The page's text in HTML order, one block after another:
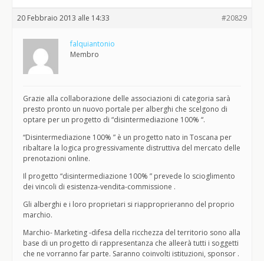
20 Febbraio 2013 alle 14:33 #20829
falquiantonio
Membro
Grazie alla collaborazione delle associazioni di categoria sarà
presto pronto un nuovo portale per alberghi che scelgono di
optare per un progetto di “disintermediazione 100% “.
“Disintermediazione 100% ” è un progetto nato in Toscana per
ribaltare la logica progressivamente distruttiva del mercato delle
prenotazioni online.
Il progetto “disintermediazione 100% ” prevede lo scioglimento
dei vincoli di esistenza-vendita-commissione .
Gli alberghi e i loro proprietari si riapproprieranno del proprio
marchio.
Marchio- Marketing -difesa della ricchezza del territorio sono alla
base di un progetto di rappresentanza che alleerà tutti i soggetti
che ne vorranno far parte. Saranno coinvolti istituzioni, sponsor .